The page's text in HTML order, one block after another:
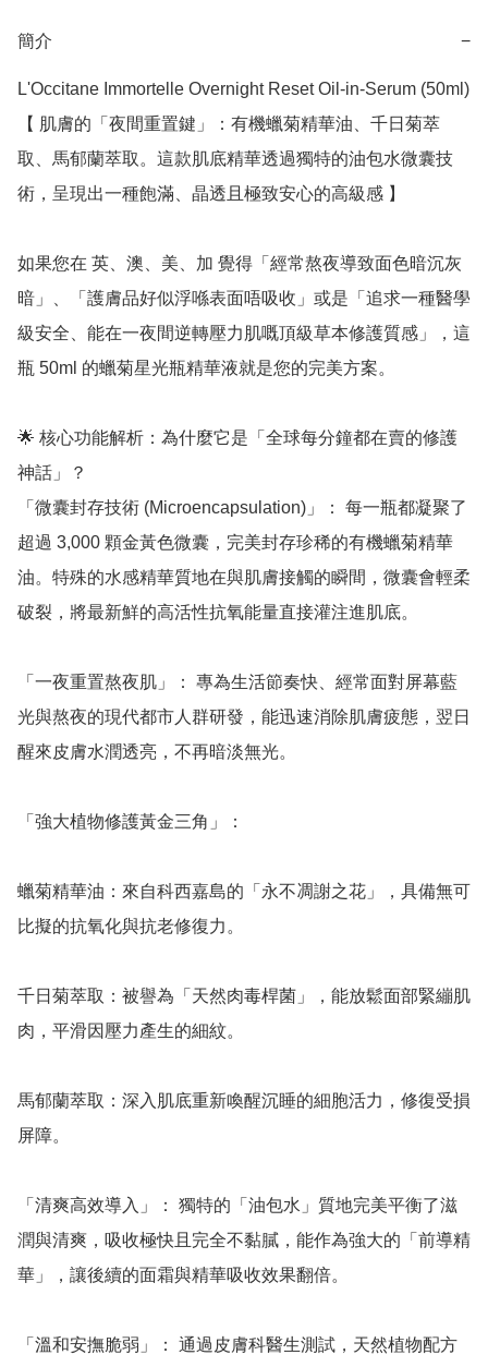
簡介 −
L'Occitane Immortelle Overnight Reset Oil-in-Serum (50ml)
【 肌膚的「夜間重置鍵」：有機蠟菊精華油、千日菊萃
取、馬郁蘭萃取。這款肌底精華透過獨特的油包水微囊技
術，呈現出一種飽滿、晶透且極致安心的高級感 】
如果您在 英、澳、美、加 覺得「經常熬夜導致面色暗沉灰
暗」、「護膚品好似浮喺表面唔吸收」或是「追求一種醫學
級安全、能在一夜間逆轉壓力肌嘅頂級草本修護質感」，這
瓶 50ml 的蠟菊星光瓶精華液就是您的完美方案。
🌟 核心功能解析：為什麼它是「全球每分鐘都在賣的修護
神話」？
「微囊封存技術 (Microencapsulation)」： 每一瓶都凝聚了
超過 3,000 顆金黃色微囊，完美封存珍稀的有機蠟菊精華
油。特殊的水感精華質地在與肌膚接觸的瞬間，微囊會輕柔
破裂，將最新鮮的高活性抗氧能量直接灌注進肌底。
「一夜重置熬夜肌」： 專為生活節奏快、經常面對屏幕藍
光與熬夜的現代都市人群研發，能迅速消除肌膚疲態，翌日
醒來皮膚水潤透亮，不再暗淡無光。
「強大植物修護黃金三角」：
蠟菊精華油：來自科西嘉島的「永不凋謝之花」，具備無可
比擬的抗氧化與抗老修復力。
千日菊萃取：被譽為「天然肉毒桿菌」，能放鬆面部緊繃肌
肉，平滑因壓力產生的細紋。
馬郁蘭萃取：深入肌底重新喚醒沉睡的細胞活力，修復受損
屏障。
「清爽高效導入」： 獨特的「油包水」質地完美平衡了滋
潤與清爽，吸收極快且完全不黏膩，能作為強大的「前導精
華」，讓後續的面霜與精華吸收效果翻倍。
「溫和安撫脆弱」： 通過皮膚科醫生測試，天然植物配方